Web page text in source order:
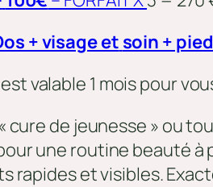
+ visage et soin +
est valable 1 mois pour
cure de jeunesse » ou
une routine beauté
rapides et visibles.